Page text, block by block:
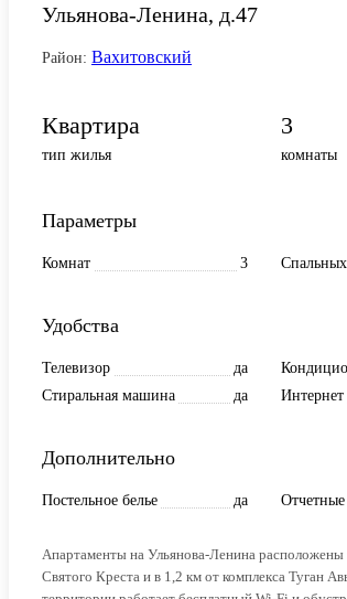
Ульянова-Ленина, д.47
Район: Вахитовский
Квартира
тип жилья
3
комнаты
Параметры
Комнат 3
Удобства
Телевизор да
Стиральная машина
да Интернет
Дополнительно
Постельное белье да
Апартаменты на Ульянова-Ленина
Святого Креста и в 1,2 км от комплекса Туган